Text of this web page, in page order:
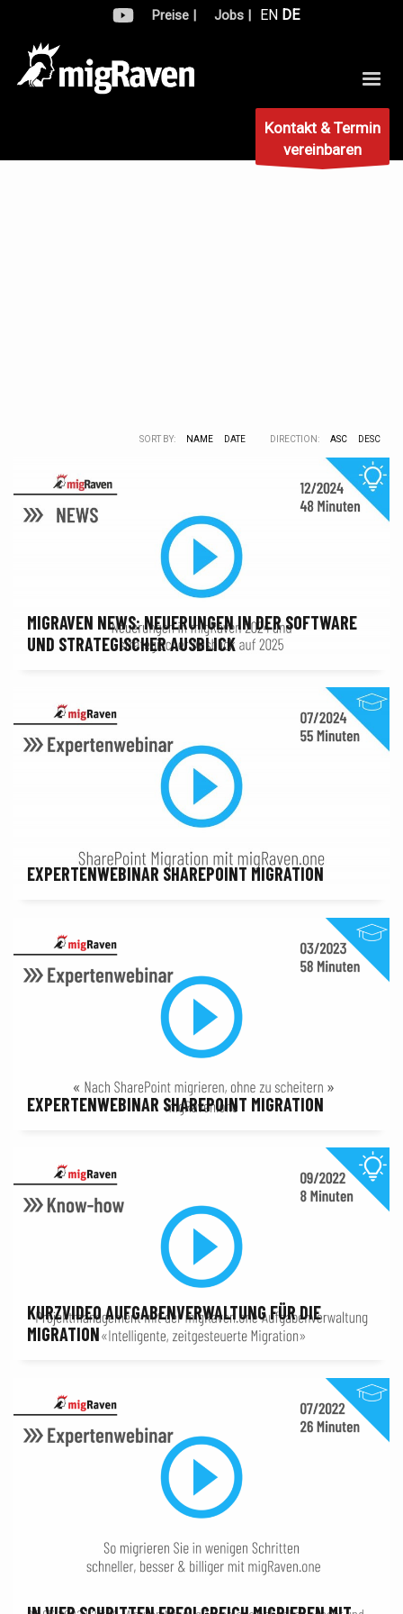
Preise | Jobs | EN DE
Kontakt & Termin
vereinbaren
SORT BY: NAME DATE DIRECTION: ASC DESC
MIGRAVEN NEWS: NEUERUNGEN IN DER SOFTWARE
UND STRATEGISCHER AUSBLICK
EXPERTENWEBINAR SHAREPOINT MIGRATION
EXPERTENWEBINAR SHAREPOINT MIGRATION
KURZVIDEO AUFGABENVERWALTUNG FÜR DIE
MIGRATION